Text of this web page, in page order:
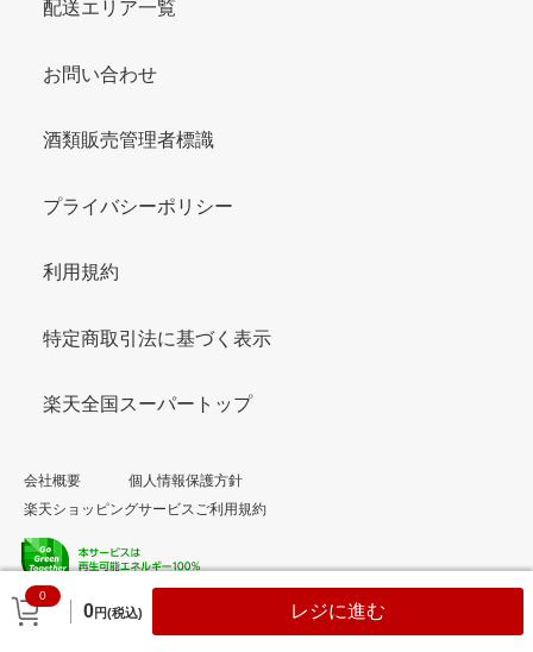
0
0円(税込) レジに進む
配送エリア一覧
お問い合わせ
酒類販売管理者標識
プライバシーポリシー
利用規約
特定商取引法に基づく表示
楽天全国スーパートップ
会社概要
個人情報保護方針
楽天ショッピングサービスご利用規約
© Rakuten Group, Inc.